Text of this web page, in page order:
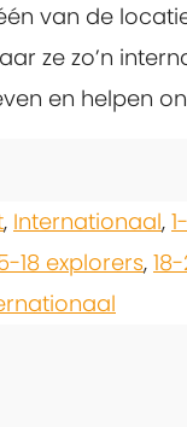
van de
ze zo’n
en helpen
, Internationaal,
18 explorers,